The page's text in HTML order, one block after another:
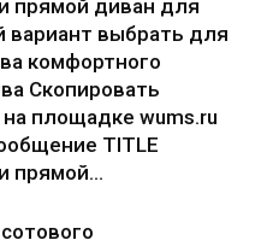
прямой диван для
вариант выбрать для
комфортного
Скопировать
площадке wums.ru
TITLE
прямой...